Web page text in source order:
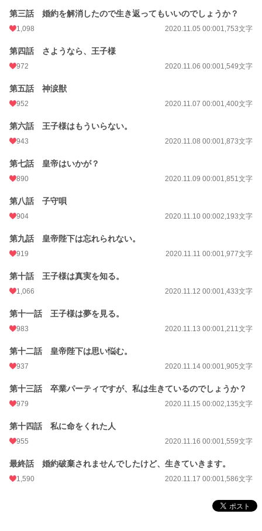
累計ポイント 1,619,666 pt (3,550 位)
第三話 婚約を解消したので生き返ってもいいのでしょうか？
1,098 2020.11.05 00:001,753文字
第四話 さようなら、王子様
972 2020.11.06 00:001,549文字
第五話 神涙獣
952 2020.11.07 00:001,400文字
第六話 王子様はもういらない。
943 2020.11.08 00:001,873文字
第七話 皇帝はいかが？
890 2020.11.09 00:001,851文字
第八話 子守唄
904 2020.11.10 00:002,193文字
第九話 皇帝陛下は忘れられない。
919 2020.11.11 00:001,977文字
第十話 王子様は真実を知る。
1,066 2020.11.12 00:001,433文字
第十一話 王子様は夢を見る。
983 2020.11.13 00:001,211文字
第十二話 皇帝陛下は思い悩む。
937 2020.11.14 00:001,905文字
第十三話 卒業パーティですが、私は生きているのでしょうか？
979 2020.11.15 00:002,135文字
第十四話 私に命をくれた人
955 2020.11.16 00:001,559文字
最終話 婚約破棄されませんでしたけど、生きていきます。
1,590 2020.11.17 00:001,586文字